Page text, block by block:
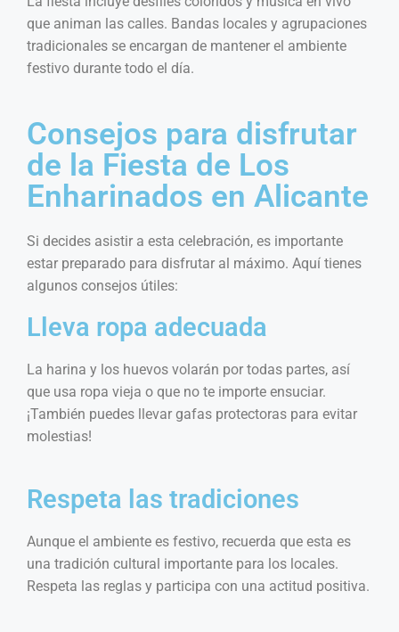
que animan las calles. Bandas locales y agrupaciones
tradicionales se encargan de mantener el ambiente
festivo durante todo el día.
Consejos para disfrutar
de la Fiesta de Los
Enharinados en Alicante
Si decides asistir a esta celebración, es importante
estar preparado para disfrutar al máximo. Aquí tienes
algunos consejos útiles:
Lleva ropa adecuada
La harina y los huevos volarán por todas partes, así
que usa ropa vieja o que no te importe ensuciar.
¡También puedes llevar gafas protectoras para evitar
molestias!
Respeta las tradiciones
Aunque el ambiente es festivo, recuerda que esta es
una tradición cultural importante para los locales.
Respeta las reglas y participa con una actitud positiva.